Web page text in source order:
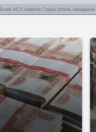
АСУ помогли Сирии отбить